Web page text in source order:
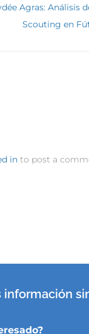
Agras: Análisis
Scouting en
in to post a
información